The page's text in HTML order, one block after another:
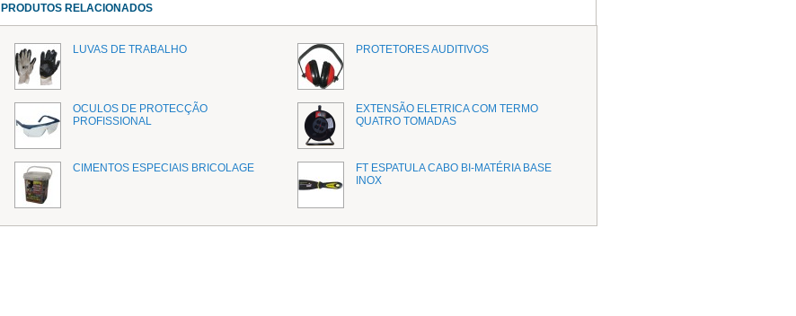
PRODUTOS RELACIONADOS
LUVAS DE TRABALHO PROTETORES AUDITIVOS
OCULOS DE PROTECÇÃO
PROFISSIONAL
EXTENSÃO ELETRICA COM TERMO
QUATRO TOMADAS
CIMENTOS ESPECIAIS BRICOLAGE
FT ESPATULA CABO BI-MATÉRIA BASE
INOX